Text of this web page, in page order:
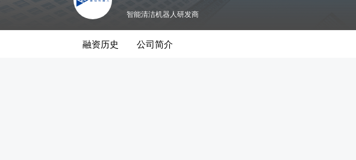
智能清洁机器人研发商
融资历史 公司简介